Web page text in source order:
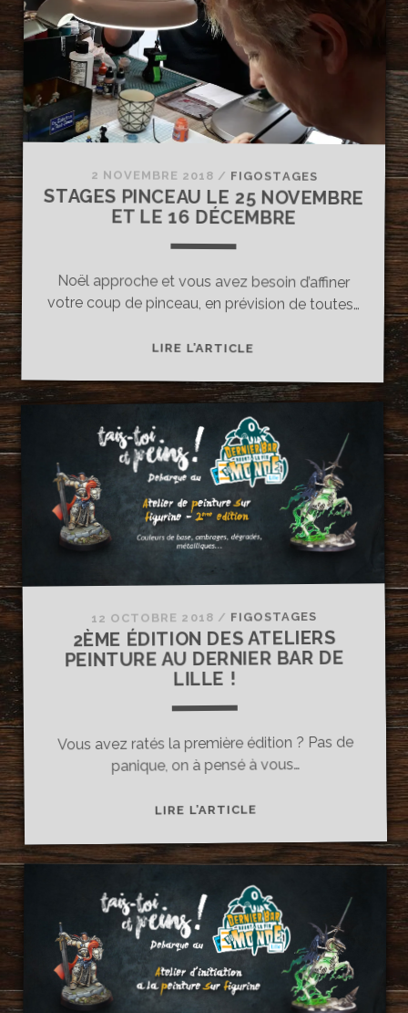
MOIS
DE
MARS
!
2 NOVEMBRE 2018 / FIGOSTAGES
STAGES PINCEAU LE 25 NOVEMBRE
ET LE 16 DÉCEMBRE
Noël approche et vous avez besoin d’affiner
votre coup de pinceau, en prévision de toutes…
LIRE L’ARTICLESTAGES
LE
NOVEMBRE
ET
LE
DÉCEMBRE
12 OCTOBRE 2018 / FIGOSTAGES
2ÈME ÉDITION DES ATELIERS
PEINTURE AU DERNIER BAR DE
LILLE !
Vous avez ratés la première édition ? Pas de
panique, on à pensé à vous…
LIRE L’ARTICLE2ÈME
DES
PEINTURE
AU
DERNIER
DE
LILLE